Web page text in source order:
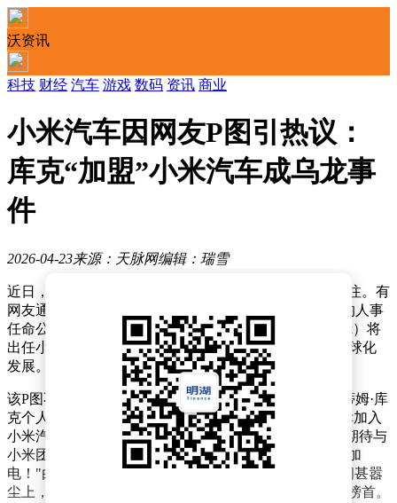
沃资讯
科技 财经 汽车 游戏 数码 资讯 商业
小米汽车因网友P图引热议：
库克“加盟”小米汽车成乌龙事
件
2026-04-23来源：天脉网编辑：瑞雪
近日，一则关于小米汽车的假消息在网络上引发广泛关注。有
网友通过P图技术，制作了一张小米公司官方微博发布的人事
任命公告，内容显示苹果公司CEO蒂姆·库克（Tim Cook）将
出任小米汽车CEO，全面负责小米汽车业务并推动其全球化
发展。
该P图不仅模仿了小米官方账号的发布样式，还虚构了蒂姆·库
克个人微博的回应内容。库克在回应中表示："非常荣幸加入
小米汽车，看到SU7的第一眼，我就被深深吸引了。我期待与
小米团队一起，把最好的智能体验带给全球用户。一起加
电！"由于制作逼真，加之近期库克卸任苹果CEO的传闻甚嚣
尘上，不少网友信以为真，相关话题迅速登上微博热搜榜首。